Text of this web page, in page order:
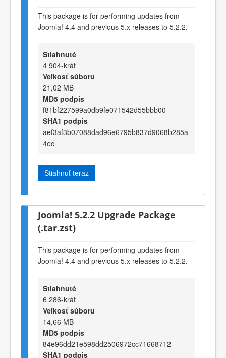
This package is for performing updates from
Joomla! 4.4 and previous 5.x releases to 5.2.2.
Stiahnuté
4 904-krát
Veľkosť súboru
21,02 MB
MD5 podpis
f81bf227599a0db9fe071542d55bbb00
SHA1 podpis
aef3af3b07088dad96e6795b837d9068b285a
4ec
Stiahnuť teraz
Joomla! 5.2.2 Upgrade Package
(.tar.zst)
This package is for performing updates from
Joomla! 4.4 and previous 5.x releases to 5.2.2.
Stiahnuté
6 286-krát
Veľkosť súboru
14,66 MB
MD5 podpis
84e96dd21e598dd2506972cc71668712
SHA1 podpis